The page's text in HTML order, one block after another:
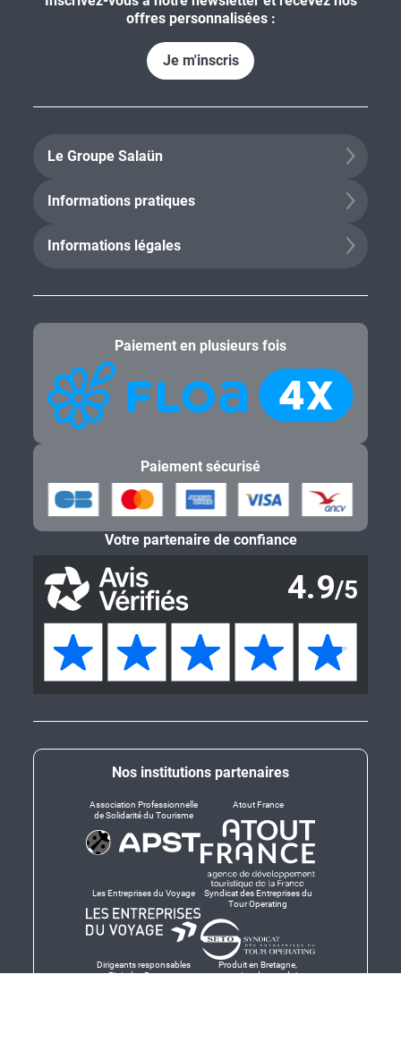
offres personnalisées :
Je m'inscris
Le Groupe Salaün
Informations pratiques
Informations légales
Nos institutions partenaires
Association Professionnelle
de Solidarité du Tourisme
Atout France
Les Entreprises du Voyage
Syndicat des Entreprises du
Tour Operating
Dirigeants responsables
Finistère-Bretagne
Produit en Bretagne,
promotion des produits
Paiement en plusieurs fois
Paiement sécurisé
Votre partenaire de confiance